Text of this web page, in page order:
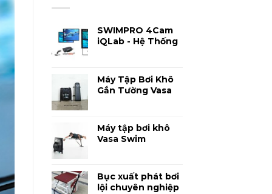
SWIMPRO 4Cam
iQLab - Hệ Thống
Chuyên Sâu
Máy Tập Bơi Khô
Gắn Tường Vasa
Luyện Bơi Chuyên
Nghiệp Tại Nhà
Máy tập bơi khô
Vasa Swim
bơi lội chuyên
nghiệp
Bục xuất phát bơi
lội chuyên nghiệp